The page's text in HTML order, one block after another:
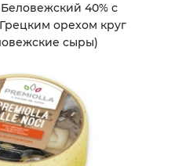
40% с
орехом круг
сыры)